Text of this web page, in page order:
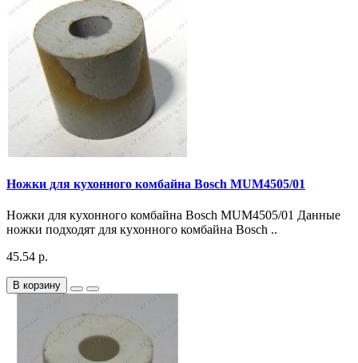
Ножки для кухонного комбайна Bosch MUM4505/01
Ножки для кухонного комбайна Bosch MUM4505/01 Данные
ножки подходят для кухонного комбайна Bosch ..
45.54 р.
В корзину